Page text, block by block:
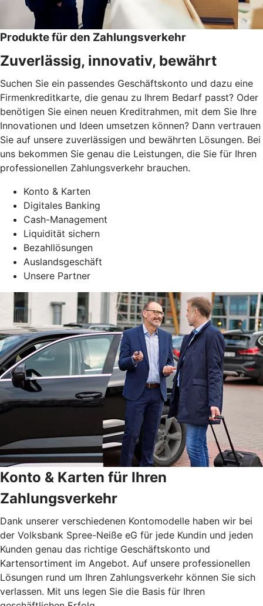
Produkte für den Zahlungsverkehr
Zuverlässig, innovativ, bewährt
Suchen Sie ein passendes Geschäftskonto und dazu eine
Firmenkreditkarte, die genau zu Ihrem Bedarf passt? Oder
benötigen Sie einen neuen Kreditrahmen, mit dem Sie Ihre
Innovationen und Ideen umsetzen können? Dann vertrauen
Sie auf unsere zuverlässigen und bewährten Lösungen. Bei
uns bekommen Sie genau die Leistungen, die Sie für Ihren
professionellen Zahlungsverkehr brauchen.
Konto & Karten
Digitales Banking
Cash-Management
Liquidität sichern
Bezahllösungen
Auslandsgeschäft
Unsere Partner
Konto & Karten für Ihren
Zahlungsverkehr
Dank unserer verschiedenen Kontomodelle haben wir bei
der Volksbank Spree-Neiße eG für jede Kundin und jeden
Kunden genau das richtige Geschäftskonto und
Kartensortiment im Angebot. Auf unsere professionellen
Lösungen rund um Ihren Zahlungsverkehr können Sie sich
verlassen. Mit uns legen Sie die Basis für Ihren